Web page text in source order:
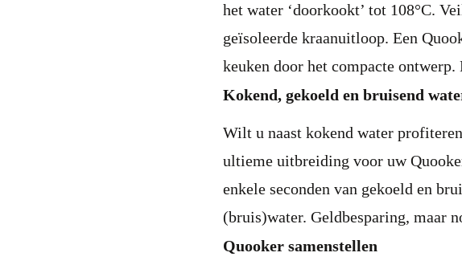
het water ‘doorkookt’ tot 108°C.
geïsoleerde kraanuitloop. Een
keuken door het compacte
Kokend, gekoeld en bruisend
Wilt u naast kokend water
ultieme uitbreiding voor uw
enkele seconden van gekoeld en
(bruis)water. Geldbesparing, maar
Quooker samenstellen